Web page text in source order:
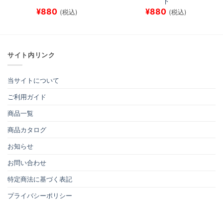
¥880 (税込) ¥880 (税込)
サイト内リンク
当サイトについて
ご利用ガイド
商品一覧
商品カタログ
お知らせ
お問い合わせ
特定商法に基づく表記
プライバシーポリシー